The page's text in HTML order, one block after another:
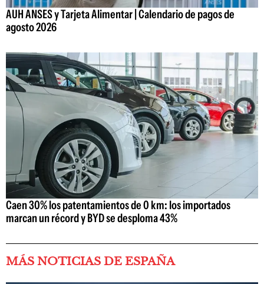
AUH ANSES y Tarjeta Alimentar | Calendario de pagos de
agosto 2026
Caen 30% los patentamientos de 0 km: los importados
marcan un récord y BYD se desploma 43%
MÁS NOTICIAS DE ESPAÑA